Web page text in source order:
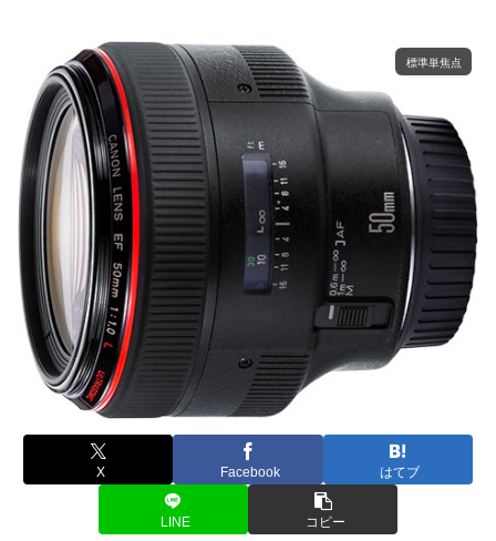
標準単焦点
X Facebook はてブ
LINE コピー